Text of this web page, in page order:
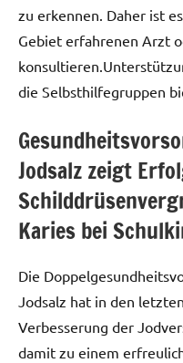
zu erkennen. Daher ist
Gebiet erfahrenen Arzt
die Selbsthilfegruppen
Jodsalz zeigt
Karies bei
Die
Jodsalz hat in den
Verbesserung der
damit zu einem